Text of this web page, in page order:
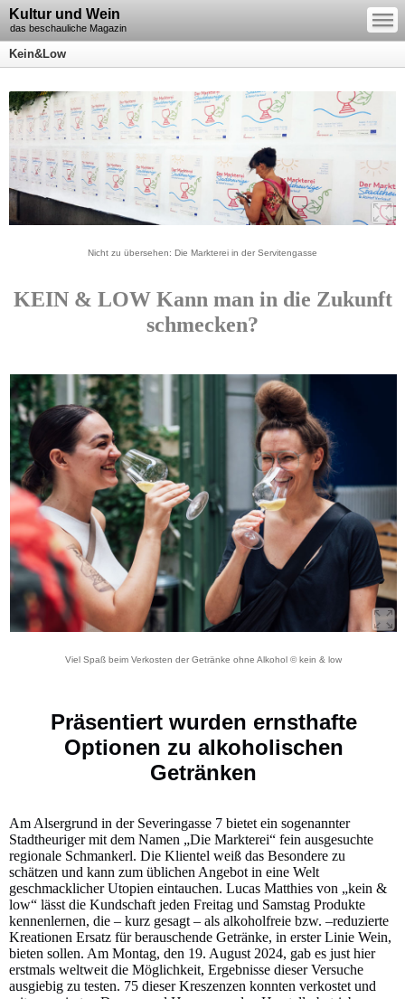
Kultur und Wein
das beschauliche Magazin
—
—
—
Kein&Low
Nicht zu übersehen: Die Markterei in der Servitengasse
KEIN & LOW Kann man in die Zukunft
schmecken?
Viel Spaß beim Verkosten der Getränke ohne Alkohol © kein & low
Präsentiert wurden ernsthafte
Optionen zu alkoholischen
Getränken
Am Alsergrund in der Severingasse 7 bietet ein sogenannter
Stadtheuriger mit dem Namen „Die Markterei“ fein ausgesuchte
regionale Schmankerl. Die Klientel weiß das Besondere zu
schätzen und kann zum üblichen Angebot in eine Welt
geschmacklicher Utopien eintauchen. Lucas Matthies von „kein &
low“ lässt die Kundschaft jeden Freitag und Samstag Produkte
kennenlernen, die – kurz gesagt – als alkoholfreie bzw. –reduzierte
Kreationen Ersatz für berauschende Getränke, in erster Linie Wein,
bieten sollen. Am Montag, den 19. August 2024, gab es just hier
erstmals weltweit die Möglichkeit, Ergebnisse dieser Versuche
ausgiebig zu testen. 75 dieser Kreszenzen konnten verkostet und